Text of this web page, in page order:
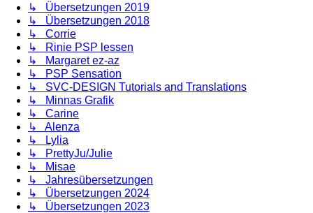
↳ Übersetzungen 2019
↳ Übersetzungen 2018
↳ Corrie
↳ Rinie PSP lessen
↳ Margaret ez-az
↳ PSP Sensation
↳ SVC-DESIGN Tutorials and Translations
↳ Minnas Grafik
↳ Carine
↳ Alenza
↳ Lylia
↳ PrettyJu/Julie
↳ Misae
↳ Jahresübersetzungen
↳ Übersetzungen 2024
↳ Übersetzungen 2023